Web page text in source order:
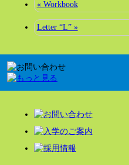
« Workbook
Letter “L” »